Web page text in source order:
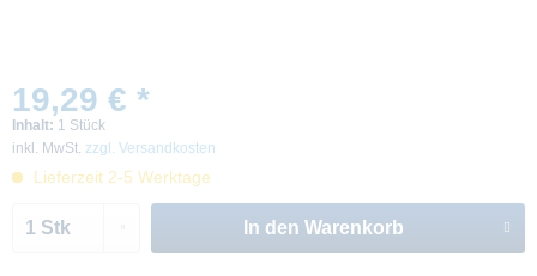
19,29 € *
Inhalt: 1 Stück
inkl. MwSt. zzgl. Versandkosten
Lieferzeit 2-5 Werktage
In den Warenkorb